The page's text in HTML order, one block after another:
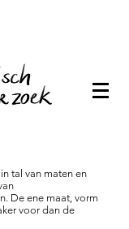
tal van maten en
De ene maat, vorm
voor dan de